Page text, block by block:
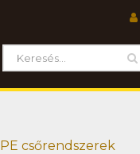
PE csőrendszerek